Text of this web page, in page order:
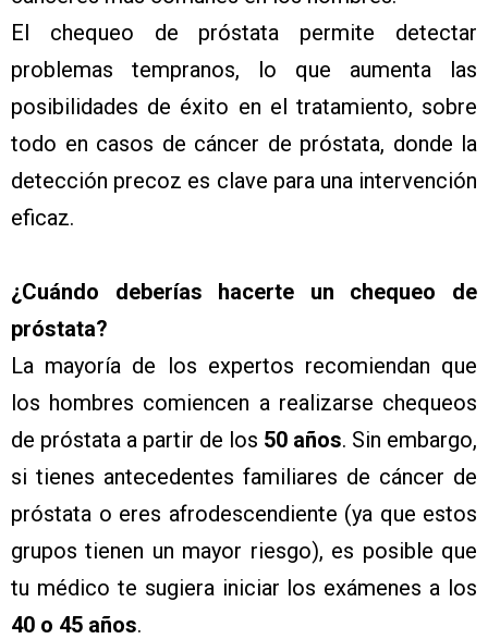
El chequeo de próstata permite detectar
problemas tempranos, lo que aumenta las
posibilidades de éxito en el tratamiento, sobre
todo en casos de cáncer de próstata, donde la
detección precoz es clave para una intervención
eficaz.
¿Cuándo deberías hacerte un chequeo de
próstata?
La mayoría de los expertos recomiendan que
los hombres comiencen a realizarse chequeos
de próstata a partir de los 50 años. Sin embargo,
si tienes antecedentes familiares de cáncer de
próstata o eres afrodescendiente (ya que estos
grupos tienen un mayor riesgo), es posible que
tu médico te sugiera iniciar los exámenes a los
40 o 45 años.